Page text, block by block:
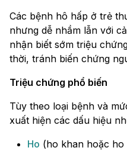
Các bệnh hô hấp ở trẻ
nhưng dễ nhầm lẫn với
nhận biết sớm triệu
thời, tránh biến chứng
Triệu chứng phổ biến
Tùy theo loại bệnh và
xuất hiện các dấu hiệu
Ho (ho khan hoặc ho